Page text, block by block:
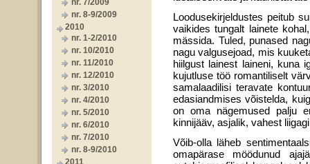
nr. 7/2009
nr. 8-9/2009
2010
nr. 1-2/2010
nr. 10/2010
nr. 11/2010
nr. 12/2010
nr. 3/2010
nr. 4/2010
nr. 5/2010
nr. 6/2010
nr. 7/2010
nr. 8-9/2010
2011
Loodusekirjeldustes peitub
vaikides tungalt lainete
mässida. Tuled, punased
nagu valgusejoad, mis
hiilgust lainest laineni, kuna
kujutluse töö romantiliselt
samalaadilisi teravate
edasiandmises võistelda,
on oma nägemused palju
kinnijääv, asjalik, vahest
Võib-olla läheb
omapärase möödunud